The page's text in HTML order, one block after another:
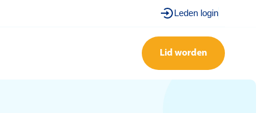
Leden login
Lid worden